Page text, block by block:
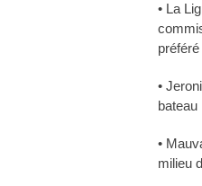
• La
•
•
milieu